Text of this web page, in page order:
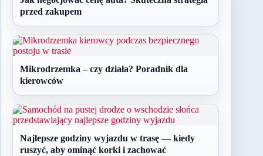
przed zakupem
Mikrodrzemka – czy działa? Poradnik dla
kierowców
Najlepsze godziny wyjazdu w trasę — kiedy
ruszyć, aby ominąć korki i zachować